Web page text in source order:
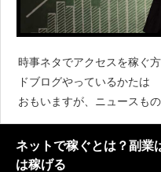
時事ネタでアクセスを稼ぐ
ドブログやっているかたは
おもいますが、ニュースも
Nはのがれられますので、
ニュースでアクセス
ネットで稼ぐとは？副業
は稼げる